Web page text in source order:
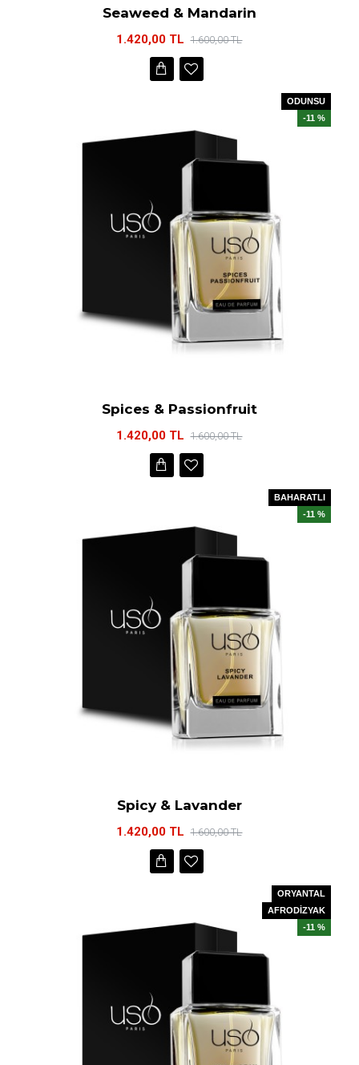
Seaweed & Mandarin
1.420,00 TL 1.600,00 TL
ODUNSU
-11 %
Spices & Passionfruit
1.420,00 TL 1.600,00 TL
BAHARATLI
-11 %
Spicy & Lavander
1.420,00 TL 1.600,00 TL
ORYANTAL
AFRODİZYAK
-11 %